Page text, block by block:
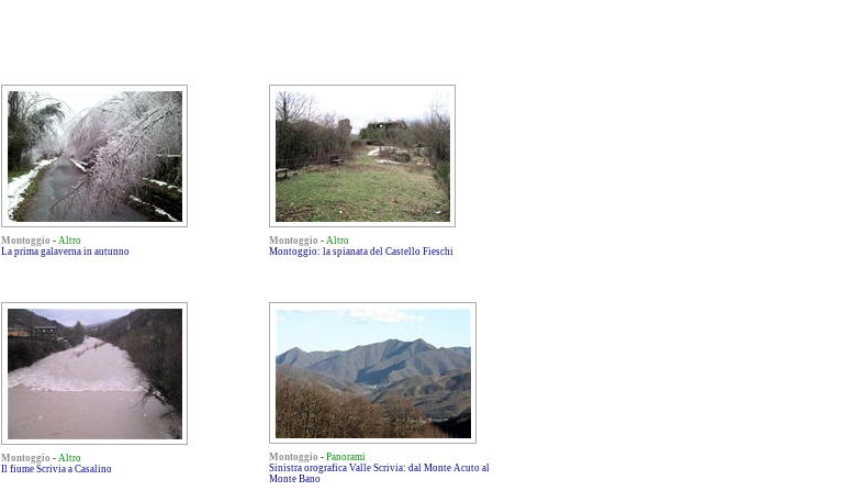
Montoggio - Altro
La prima galaverna in autunno
Montoggio - Altro
Montoggio: la spianata del Castello Fieschi
Montoggio - Altro
Il fiume Scrivia a Casalino
Montoggio - Panorami
Sinistra orografica Valle Scrivia: dal Monte Acuto al
Monte Bano